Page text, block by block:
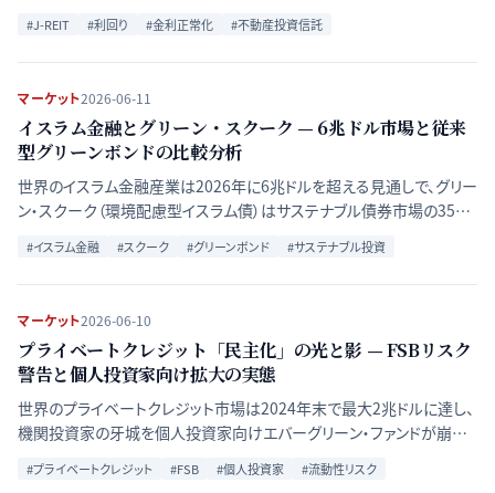
の持続性・借入コスト・NAVにどう作用するかを解説し、投資戦略の軸
足を整理する。
#J-REIT #利回り #金利正常化 #不動産投資信託
マーケット2026-06-11
イスラム金融とグリーン・スクーク — 6兆ドル市場と従来
型グリーンボンドの比較分析
世界のイスラム金融産業は2026年に6兆ドルを超える見通しで、グリー
ン・スクーク（環境配慮型イスラム債）はサステナブル債券市場の35%
を占めるまでに成長した。利息禁止・リスク共有原則に基づくスクーク
と従来型グリーンボンドの構造的違いと投資機会を比較・分析する。
#イスラム金融 #スクーク #グリーンボンド #サステナブル投資
マーケット2026-06-10
プライベートクレジット「民主化」の光と影 — FSBリスク
警告と個人投資家向け拡大の実態
世界のプライベートクレジット市場は2024年末で最大2兆ドルに達し、
機関投資家の牙城を個人投資家向けエバーグリーン・ファンドが崩し
つつある。2026年5月のFSBリポートが警告する流動性ミスマッチと金
融安定リスクを、機関・個人モデルの構造比較から検証する。
#プライベートクレジット #FSB #個人投資家 #流動性リスク